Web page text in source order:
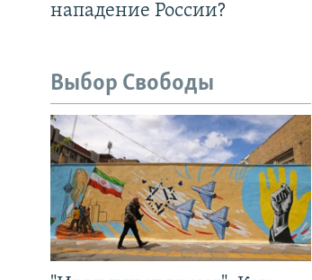
нападение России?
Выбор Свободы